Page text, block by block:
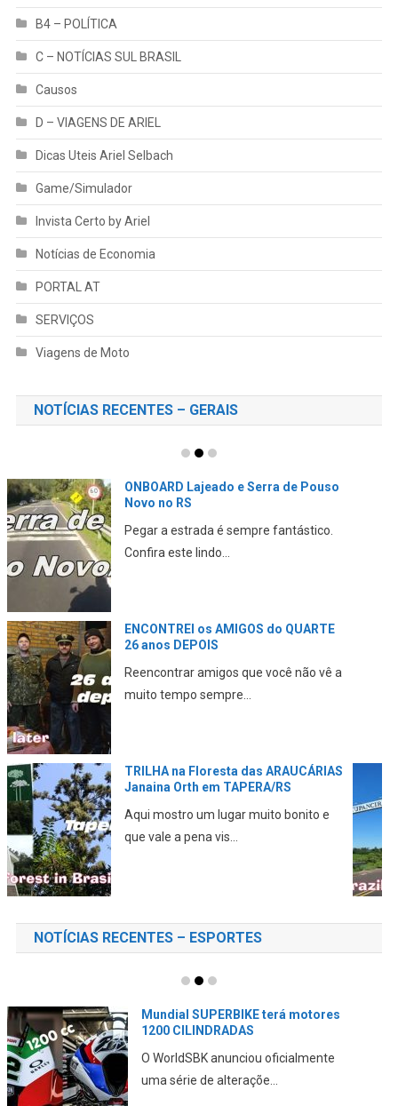
B4 – POLÍTICA
C – NOTÍCIAS SUL BRASIL
Causos
D – VIAGENS DE ARIEL
Dicas Uteis Ariel Selbach
Game/Simulador
Invista Certo by Ariel
Notícias de Economia
PORTAL AT
SERVIÇOS
Viagens de Moto
NOTÍCIAS RECENTES – GERAIS
CAMINHANDO no trânsito PERIGOSO
de SÃO PAULO até o AEROPORTO
Neste vídeo eu mostro minha
experiência ao chegar em Sã...
Parque da GARE em Passo FUNDO
no RS
Neste vídeo eu mostro mais um ponto
turístico para conh...
Conhecendo Tupaciretã no RS –
PONTOS TURÍSTICOS
Neste vídeo eu mostro a cidade de
Tupã, a “Terra ...
NOTÍCIAS RECENTES – ESPORTES
A DUCATI está a VENDA?